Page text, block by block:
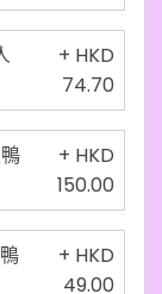
+ HKD
74.70
+ HKD
150.00
+ HKD
49.00